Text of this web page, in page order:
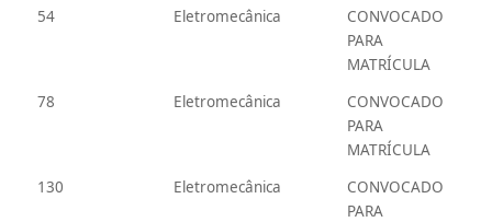
54 Eletromecânica
CONVOCADO
PARA
MATRÍCULA
78
Eletromecânica
CONVOCADO
PARA
MATRÍCULA
130
Eletromecânica
CONVOCADO
PARA